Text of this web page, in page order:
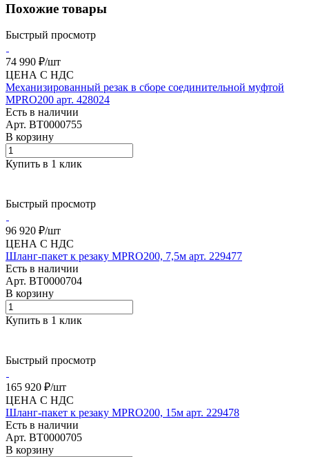
Похожие товары
Быстрый просмотр
74 990 ₽/шт
ЦЕНА С НДС
Механизированный резак в сборе соединительной муфтой
MPRO200 арт. 428024
Есть в наличии
Арт. BT0000755
В корзину
Купить в 1 клик
Быстрый просмотр
96 920 ₽/шт
ЦЕНА С НДС
Шланг-пакет к резаку MPRO200, 7,5м арт. 229477
Есть в наличии
Арт. BT0000704
В корзину
Купить в 1 клик
Быстрый просмотр
165 920 ₽/шт
ЦЕНА С НДС
Шланг-пакет к резаку MPRO200, 15м арт. 229478
Есть в наличии
Арт. BT0000705
В корзину